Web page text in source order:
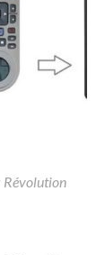
Révolution